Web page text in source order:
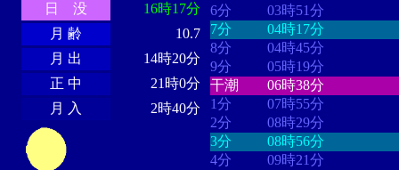
日 没
16時17分
月 齢
10.7
月 出
14時20分
正 中
21時0分
月 入
2時40分
6分
03時51分
7分
04時17分
8分
04時45分
9分
05時19分
干潮
06時38分
1分
07時55分
2分
08時29分
3分
08時56分
4分
09時21分